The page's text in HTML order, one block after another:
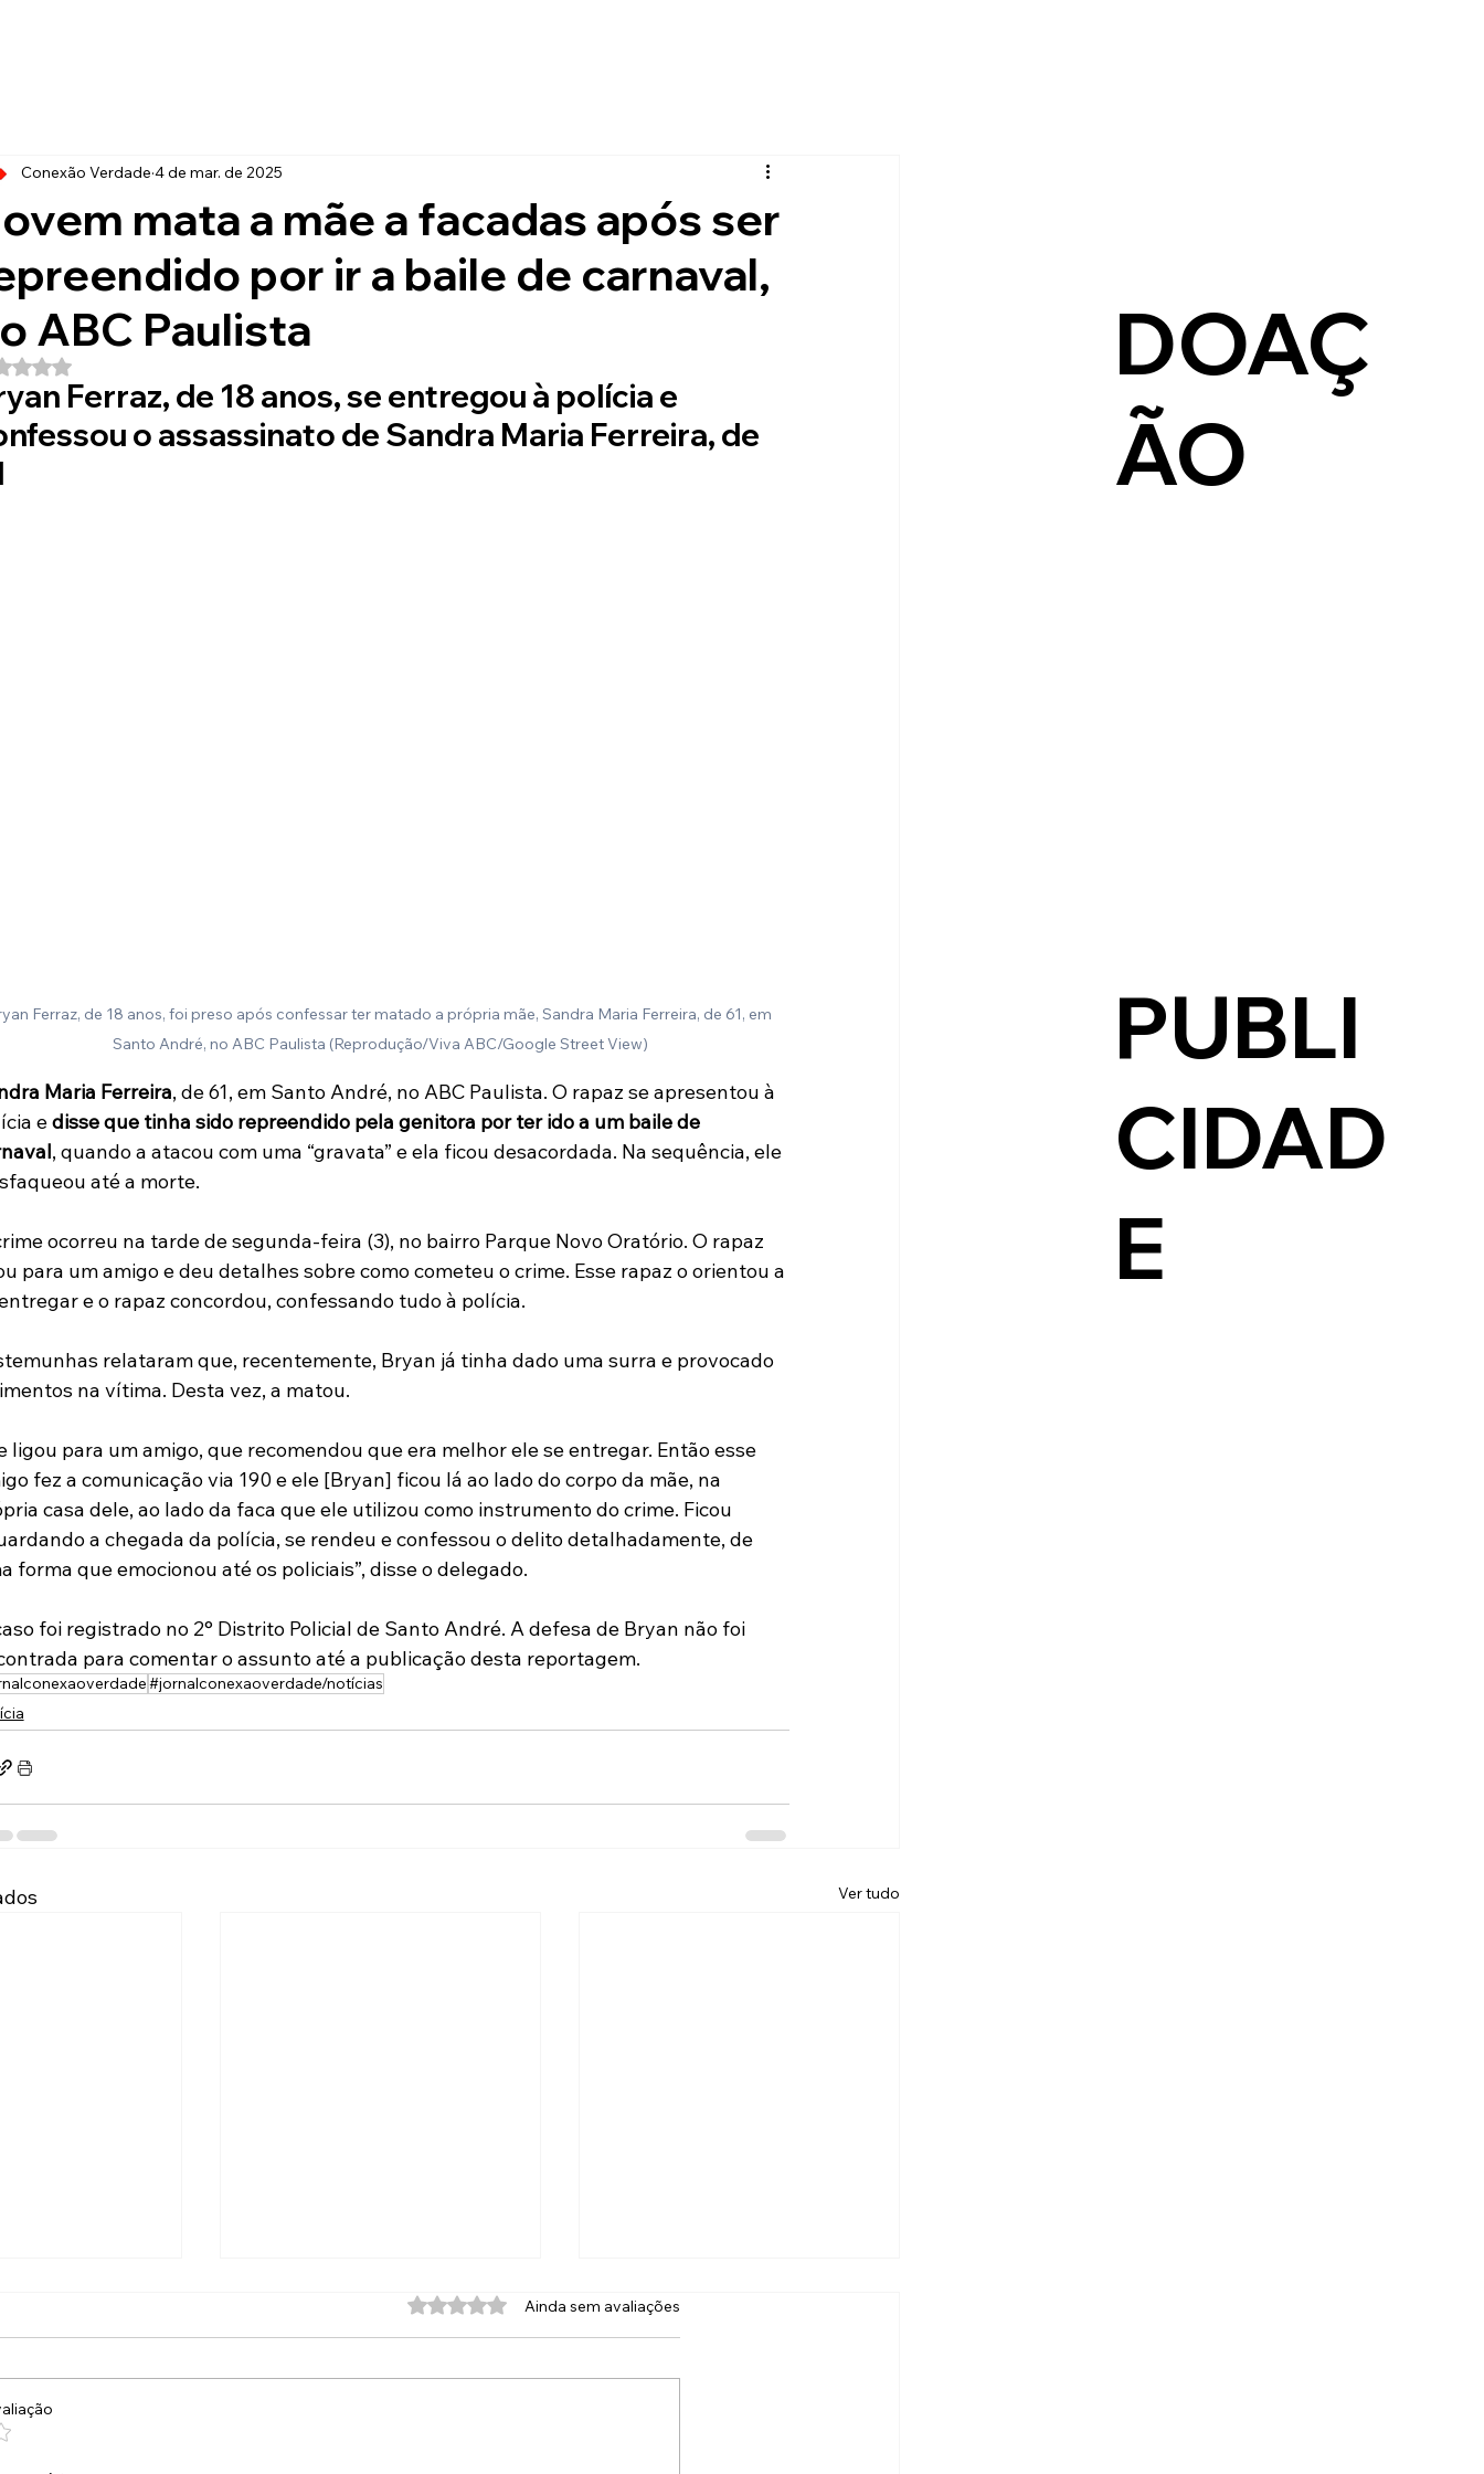
mata a mãe a facadas após ser
por ir a baile de carnaval,
ABC Paulista
Conexão Verdade 4 de mar. de 2025
Avaliado com NaN de 5 estrelas.
Ferraz, de 18 anos, se entregou à polícia e
o assassinato de Sandra Maria Ferreira, de
Ferraz, de 18 anos, foi preso após confessar ter matado a própria mãe, Sandra Maria Ferreira, de 61, em
Santo André, no ABC Paulista (Reprodução/Viva ABC/Google Street View)
Maria Ferreira, de 61, em Santo André, no ABC Paulista. O rapaz se apresentou à
e disse que tinha sido repreendido pela genitora por ter ido a um baile de
, quando a atacou com uma “gravata” e ela ficou desacordada. Na sequência, ele
até a morte.
ocorreu na tarde de segunda-feira (3), no bairro Parque Novo Oratório. O rapaz
para um amigo e deu detalhes sobre como cometeu o crime. Esse rapaz o orientou a
e o rapaz concordou, confessando tudo à polícia.
relataram que, recentemente, Bryan já tinha dado uma surra e provocado
na vítima. Desta vez, a matou.
ligou para um amigo, que recomendou que era melhor ele se entregar. Então esse
fez a comunicação via 190 e ele [Bryan] ficou lá ao lado do corpo da mãe, na
casa dele, ao lado da faca que ele utilizou como instrumento do crime. Ficou
a chegada da polícia, se rendeu e confessou o delito detalhadamente, de
forma que emocionou até os policiais”, disse o delegado.
foi registrado no 2° Distrito Policial de Santo André. A defesa de Bryan não foi
para comentar o assunto até a publicação desta reportagem.
#jornalconexaoverdade/notícias
Ver tudo
Avaliado com 0 de 5 estrelas.
Ainda sem avaliações
DOAÇ
ÃO
PUBLI
CIDAD
E